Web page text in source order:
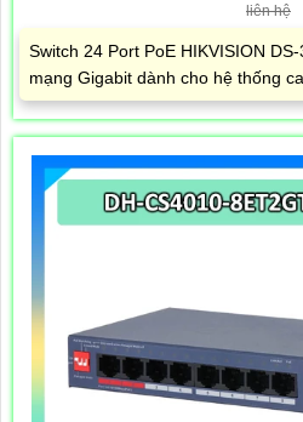
liên hệ
Switch 24 Port PoE HIKVISION
mạng Gigabit dành cho hệ thống